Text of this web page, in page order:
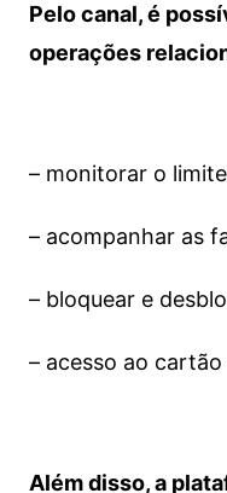
Pelo canal, é
operações
– monitorar o
– acompanhar as
– bloquear e
– acesso ao
Além disso, a